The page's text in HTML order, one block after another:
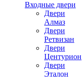
Входные двери
Двери
Алмаз
Двери
Ретвизан
Двери
Центурион
Двери
Эталон